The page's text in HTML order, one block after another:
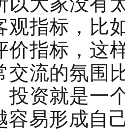
观指标，比
价指标，这
交流的氛围
投资就是一
容易形成自